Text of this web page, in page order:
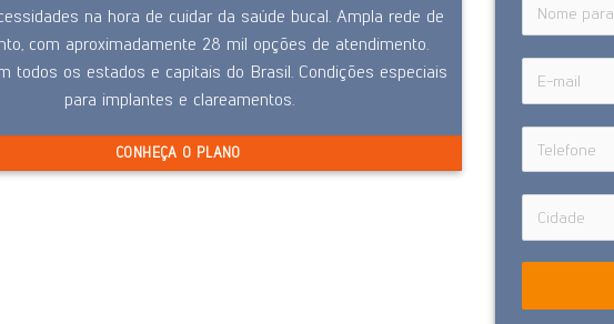
na hora de cuidar da saúde bucal. Ampla rede de
com aproximadamente 28 mil opções de atendimento.
todos os estados e capitais do Brasil. Condições especiais
para implantes e clareamentos.
CONHEÇA O PLANO